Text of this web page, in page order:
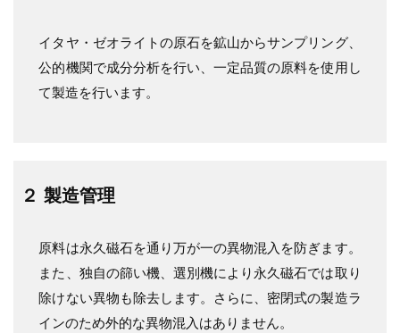
イタヤ・ゼオライトの原石を鉱山からサンプリング、
公的機関で成分分析を行い、一定品質の原料を使用し
て製造を行います。
２ 製造管理
原料は永久磁石を通り万が一の異物混入を防ぎます。
また、独自の篩い機、選別機により永久磁石では取り
除けない異物も除去します。さらに、密閉式の製造ラ
インのため外的な異物混入はありません。